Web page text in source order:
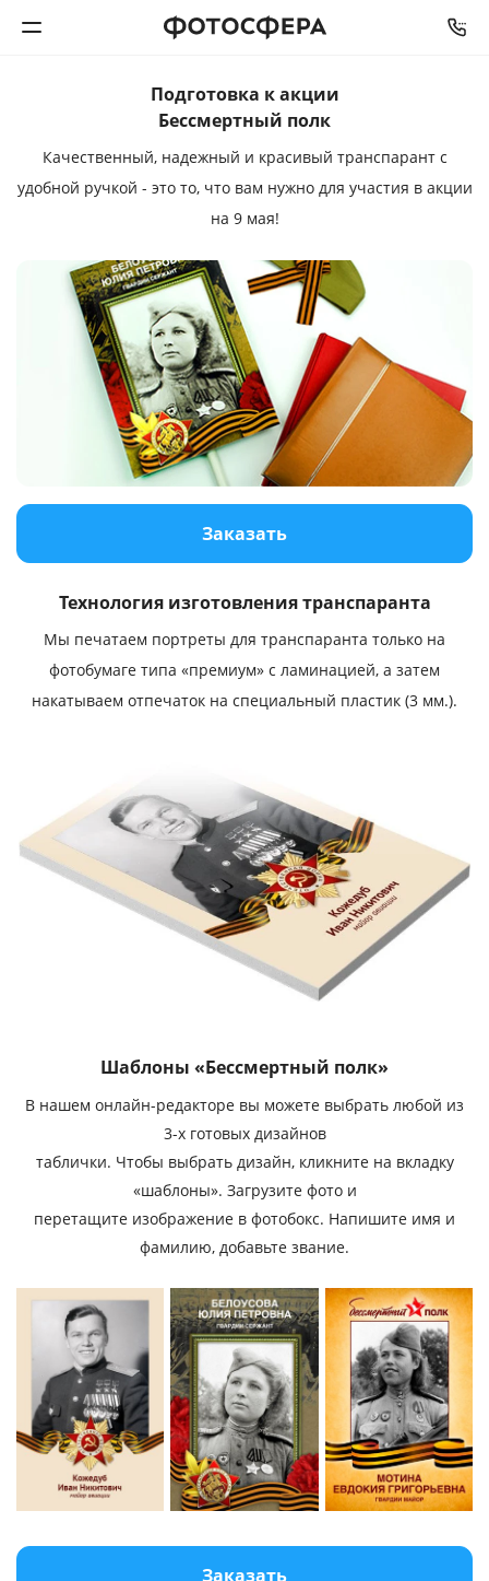
Фотокниги
Интерьерная печать
Фотоподарки
Багетная мастерская
Услуги и сервис
Подготовка к акции
Бессмертный полк
Качественный, надежный и красивый транспарант с
удобной ручкой - это то, что вам нужно для участия в акции
на 9 мая!
Заказать
Технология изготовления транспаранта
Мы печатаем портреты для транспаранта только на
фотобумаге типа «премиум» с ламинацией, а затем
накатываем отпечаток на специальный пластик (3 мм.).
Шаблоны «Бессмертный полк»
В нашем онлайн-редакторе вы можете выбрать любой из
3-х готовых дизайнов
таблички. Чтобы выбрать дизайн, кликните на вкладку
«шаблоны». Загрузите фото и
перетащите изображение в фотобокс. Напишите имя и
фамилию, добавьте звание.
Заказать